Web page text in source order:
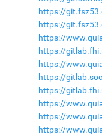
https://
https://
https://
https://
https://
https://
https://
https://
https://
https://